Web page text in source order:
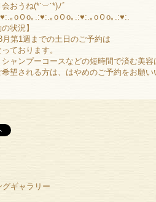
おうね(*˙︶˙*)ﾉﾞ
｡oＯo｡.:♥:.｡oＯo｡.:♥:.｡oＯo｡.:♥:.
状況】
月第1週までの土日のご予約は
ております。
ャンプーコースなどの短時間で済む美
望される方は、はやめのご予約をお願い
グギャラリー